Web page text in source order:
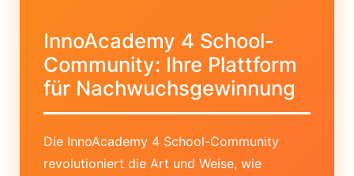
InnoAcademy 4 School-
Community: Ihre Plattform
für Nachwuchsgewinnung
Die InnoAcademy 4 School-Community
revolutioniert die Art und Weise, wie